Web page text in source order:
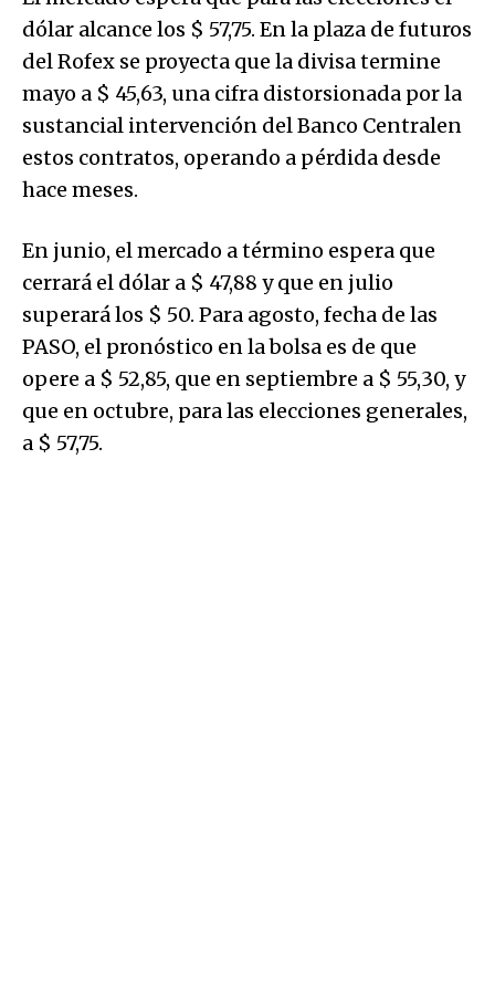
dólar alcance los $ 57,75. En la plaza de futuros
del Rofex se proyecta que la divisa termine
mayo a $ 45,63, una cifra distorsionada por la
sustancial intervención del Banco Centralen
estos contratos, operando a pérdida desde
hace meses.
En junio, el mercado a término espera que
cerrará el dólar a $ 47,88 y que en julio
superará los $ 50. Para agosto, fecha de las
PASO, el pronóstico en la bolsa es de que
opere a $ 52,85, que en septiembre a $ 55,30, y
que en octubre, para las elecciones generales,
a $ 57,75.